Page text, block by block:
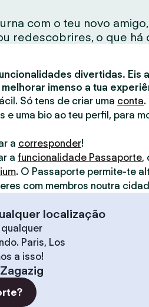
com o teu novo
redescobrires, o que há
divertidas. Eis
imenso a tua
Só tens de criar uma conta
e uma bio ao teu perfil, para
a corresponder!
a funcionalidade Passaporte,
. O Passaporte permite-te
com membros noutra
localização
Paris, Los
a isso!
Zagazig